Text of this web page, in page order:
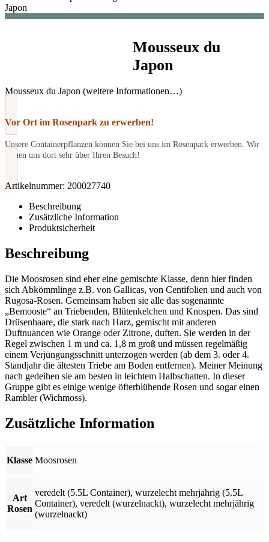
Japon
Mousseux du
Japon
Mousseux du Japon (weitere Informationen…)
Vor Ort im Rosenpark zu erwerben!
Unsere Containerpflanzen können Sie bei uns im Rosenpark erwerben. Wir
freuen uns dort sehr über Ihren Besuch!
Artikelnummer: 200027740
Beschreibung
Zusätzliche Information
Produktsicherheit
Beschreibung
Die Moosrosen sind eher eine gemischte Klasse, denn hier finden
sich Abkömmlinge z.B. von Gallicas, von Centifolien und auch von
Rugosa-Rosen. Gemeinsam haben sie alle das sogenannte
„Bemooste“ an Triebenden, Blütenkelchen und Knospen. Das sind
Drüsenhaare, die stark nach Harz, gemischt mit anderen
Duftnuancen wie Orange oder Zitrone, duften. Sie werden in der
Regel zwischen 1 m und ca. 1,8 m groß und müssen regelmäßig
einem Verjüngungsschnitt unterzogen werden (ab dem 3. oder 4.
Standjahr die ältesten Triebe am Boden entfernen). Meiner Meinung
nach gedeihen sie am besten in leichtem Halbschatten. In dieser
Gruppe gibt es einige wenige öfterblühende Rosen und sogar einen
Rambler (Wichmoss).
Zusätzliche Information
Klasse Moosrosen
Art
Rosen
veredelt (5.5L Container), wurzelecht mehrjährig (5.5L
Container), veredelt (wurzelnackt), wurzelecht mehrjährig
(wurzelnackt)